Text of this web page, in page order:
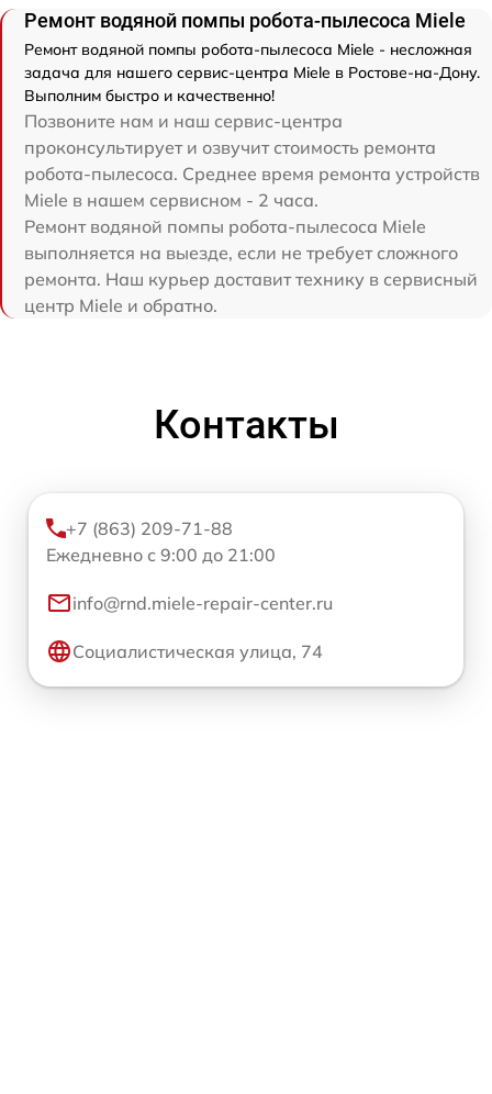
Ремонт водяной помпы робота-пылесоса Miele
Ремонт водяной помпы робота-пылесоса Miele - несложная
задача для нашего сервис-центра Miele в Ростове-на-Дону.
Выполним быстро и качественно!
Позвоните нам и наш сервис-центра
проконсультирует и озвучит стоимость ремонта
робота-пылесоса. Среднее время ремонта устройств
Miele в нашем сервисном - 2 часа.
Ремонт водяной помпы робота-пылесоса Miele
выполняется на выезде, если не требует сложного
ремонта. Наш курьер доставит технику в сервисный
центр Miele и обратно.
Контакты
+7 (863) 209-71-88
Ежедневно с 9:00 до 21:00
info@rnd.miele-repair-center.ru
Социалистическая улица, 74